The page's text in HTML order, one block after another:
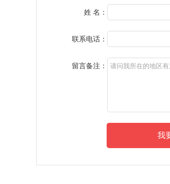
姓 名：
联系电话：
留言备注：